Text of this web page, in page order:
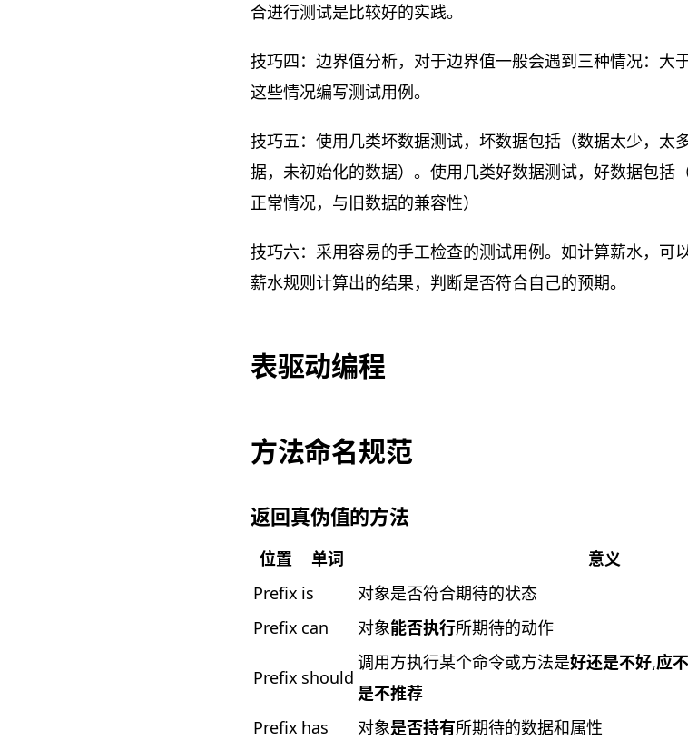
合进行测试是比较好的实践。
技巧四：边界值分析，对于边界值一般会遇到三种情况：大
这些情况编写测试用例。
技巧五：使用几类坏数据测试，坏数据包括（数据太少，太
据，未初始化的数据）。使用几类好数据测试，好数据包括
正常情况，与旧数据的兼容性）
技巧六：采用容易的手工检查的测试用例。如计算薪水，可
薪水规则计算出的结果，判断是否符合自己的预期。
表驱动编程
方法命名规范
返回真伪值的方法
位置 单词 意义
Prefix is 对象是否符合期待的状态
Prefix can 对象能否执行所期待的动作
Prefix should
调用方执行某个命令或方法是好还是不好,应
是不推荐
Prefix has 对象是否持有所期待的数据和属性